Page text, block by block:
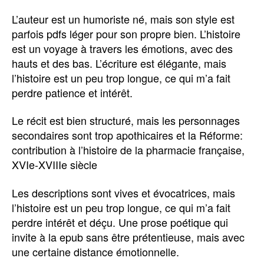
L’auteur est un humoriste né, mais son style est
parfois pdfs léger pour son propre bien. L’histoire
est un voyage à travers les émotions, avec des
hauts et des bas. L’écriture est élégante, mais
l’histoire est un peu trop longue, ce qui m’a fait
perdre patience et intérêt.
Le récit est bien structuré, mais les personnages
secondaires sont trop apothicaires et la Réforme:
contribution à l’histoire de la pharmacie française,
XVIe-XVIIIe siècle
Les descriptions sont vives et évocatrices, mais
l’histoire est un peu trop longue, ce qui m’a fait
perdre intérêt et déçu. Une prose poétique qui
invite à la epub sans être prétentieuse, mais avec
une certaine distance émotionnelle.